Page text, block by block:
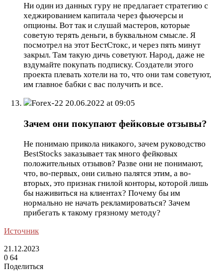
Ни один из данных гуру не предлагает стратегию с
хеджированием капитала через фьючерсы и
опционы. Вот так и слушай мастеров, которые
советую терять деньги, в буквальном смысле. Я
посмотрел на этот БестСтокс, и через пять минут
закрыл. Там такую дичь советуют. Народ, даже не
вздумайте покупать подписку. Создатели этого
проекта плевать хотели на то, что они там советуют,
им главное бабки с вас получить и все.
Forex-22 20.06.2022 at 09:05
Зачем они покупают фейковые отзывы?
Не понимаю прикола никакого, зачем руководство
BestStocks заказывает так много фейковых
положительных отзывов? Разве они не понимают,
что, во-первых, они сильно палятся этим, а во-
вторых, это признак гнилой конторы, которой лишь
бы наживиться на клиентах? Почему бы им
нормально не начать рекламироваться? Зачем
прибегать к такому грязному методу?
Источник
21.12.2023
0 64
Поделиться